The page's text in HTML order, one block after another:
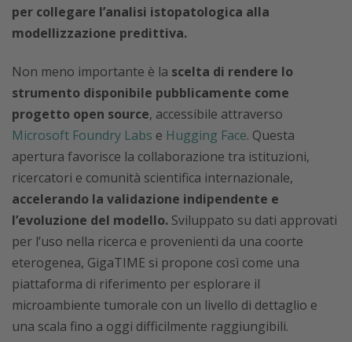
per collegare l’analisi istopatologica alla
modellizzazione predittiva.
Non meno importante è la scelta di rendere lo
strumento disponibile pubblicamente come
progetto open source, accessibile attraverso
Microsoft Foundry Labs e Hugging Face. Questa
apertura favorisce la collaborazione tra istituzioni,
ricercatori e comunità scientifica internazionale,
accelerando la validazione indipendente e
l’evoluzione del modello. Sviluppato su dati approvati
per l’uso nella ricerca e provenienti da una coorte
eterogenea, GigaTIME si propone così come una
piattaforma di riferimento per esplorare il
microambiente tumorale con un livello di dettaglio e
una scala fino a oggi difficilmente raggiungibili.